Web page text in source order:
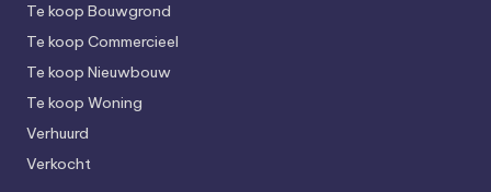
Te koop Bouwgrond
Te koop Commercieel
Te koop Nieuwbouw
Te koop Woning
Verhuurd
Verkocht